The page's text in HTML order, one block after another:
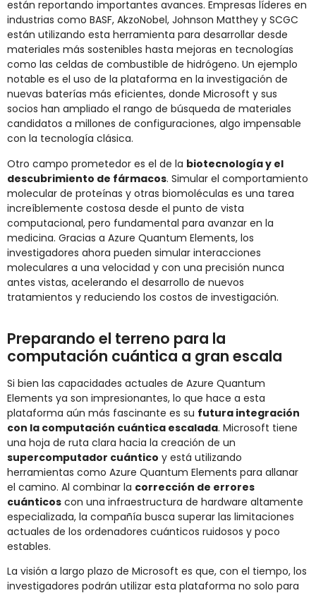
están reportando importantes avances. Empresas líderes en
industrias como BASF, AkzoNobel, Johnson Matthey y SCGC
están utilizando esta herramienta para desarrollar desde
materiales más sostenibles hasta mejoras en tecnologías
como las celdas de combustible de hidrógeno. Un ejemplo
notable es el uso de la plataforma en la investigación de
nuevas baterías más eficientes, donde Microsoft y sus
socios han ampliado el rango de búsqueda de materiales
candidatos a millones de configuraciones, algo impensable
con la tecnología clásica.
Otro campo prometedor es el de la biotecnología y el
descubrimiento de fármacos. Simular el comportamiento
molecular de proteínas y otras biomoléculas es una tarea
increíblemente costosa desde el punto de vista
computacional, pero fundamental para avanzar en la
medicina. Gracias a Azure Quantum Elements, los
investigadores ahora pueden simular interacciones
moleculares a una velocidad y con una precisión nunca
antes vistas, acelerando el desarrollo de nuevos
tratamientos y reduciendo los costos de investigación.
Preparando el terreno para la
computación cuántica a gran escala
Si bien las capacidades actuales de Azure Quantum
Elements ya son impresionantes, lo que hace a esta
plataforma aún más fascinante es su futura integración
con la computación cuántica escalada. Microsoft tiene
una hoja de ruta clara hacia la creación de un
supercomputador cuántico y está utilizando
herramientas como Azure Quantum Elements para allanar
el camino. Al combinar la corrección de errores
cuánticos con una infraestructura de hardware altamente
especializada, la compañía busca superar las limitaciones
actuales de los ordenadores cuánticos ruidosos y poco
estables.
La visión a largo plazo de Microsoft es que, con el tiempo, los
investigadores podrán utilizar esta plataforma no solo para